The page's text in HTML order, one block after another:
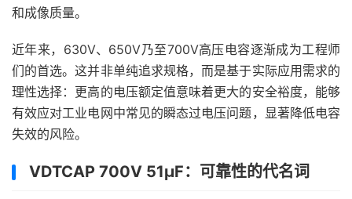
和成像质量。
近年来，630V、650V乃至700V高压电容逐渐成为工程师
们的首选。这并非单纯追求规格，而是基于实际应用需求的
理性选择：更高的电压额定值意味着更大的安全裕度，能够
有效应对工业电网中常见的瞬态过电压问题，显著降低电容
失效的风险。
VDTCAP 700V 51μF：可靠性的代名词